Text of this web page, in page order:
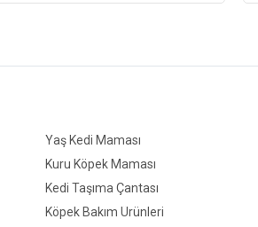
Yaş Kedi Maması
Kuru Köpek Maması
Kedi Taşıma Çantası
Köpek Bakım Ürünleri